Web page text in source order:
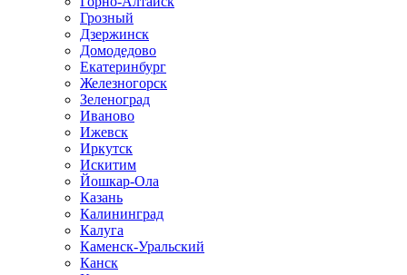
Грозный
Дзержинск
Домодедово
Екатеринбург
Железногорск
Зеленоград
Иваново
Ижевск
Иркутск
Искитим
Йошкар-Ола
Казань
Калининград
Калуга
Каменск-Уральский
Канск